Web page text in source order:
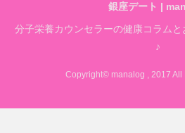
銀座デート |
分子栄養カウンセラーの健康コラム
♪
Copyright© manalog , 2017 All